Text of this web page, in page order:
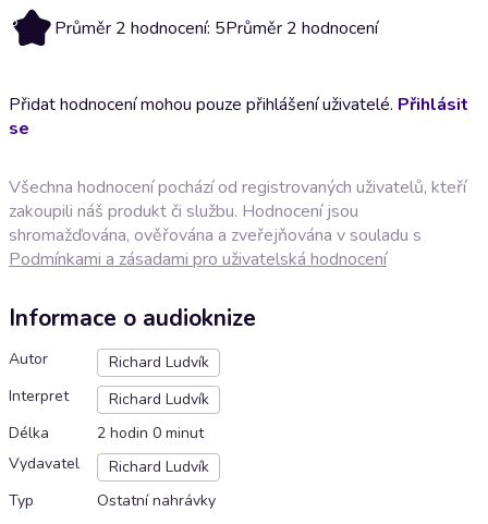
5 Průměr 2 hodnocení: 5Průměr 2 hodnocení
Přidat hodnocení mohou pouze přihlášení uživatelé. Přihlásit
se
Všechna hodnocení pochází od registrovaných uživatelů, kteří
zakoupili náš produkt či službu. Hodnocení jsou
shromažďována, ověřována a zveřejňována v souladu s
Podmínkami a zásadami pro uživatelská hodnocení
Informace o audioknize
Autor
Richard Ludvík
Interpret
Richard Ludvík
Délka
2 hodin 0 minut
Vydavatel
Richard Ludvík
Typ
Ostatní nahrávky